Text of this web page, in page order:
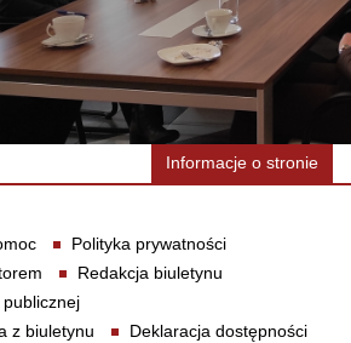
Informacje o stronie
Polityka prywatności
Redakcja biuletynu
z biuletynu
Deklaracja dostępności